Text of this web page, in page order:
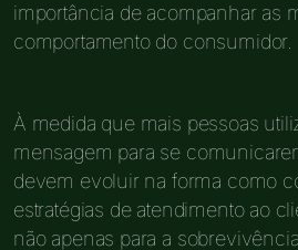
importância de acompanhar as
comportamento do consumidor.
À medida que mais pessoas
mensagem para se
devem evoluir na forma como
estratégias de atendimento ao
não apenas para a